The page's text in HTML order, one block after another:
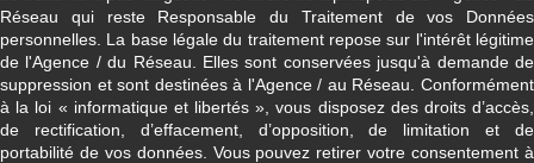
Réseau qui reste Responsable du Traitement de vos Données
personnelles. La base légale du traitement repose sur l'intérêt légitime
de l'Agence / du Réseau. Elles sont conservées jusqu'à demande de
suppression et sont destinées à l'Agence / au Réseau. Conformément
à la loi « informatique et libertés », vous disposez des droits d’accès,
de rectification, d’effacement, d’opposition, de limitation et de
portabilité de vos données. Vous pouvez retirer votre consentement à